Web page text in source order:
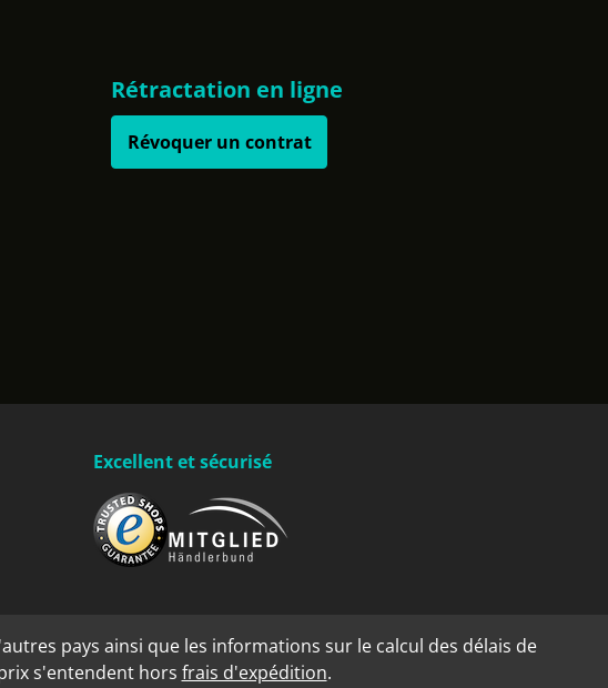
Rétractation en ligne
Révoquer un contrat
Excellent et sécurisé
pays ainsi que les informations sur le calcul des délais de
s'entendent hors frais d'expédition.